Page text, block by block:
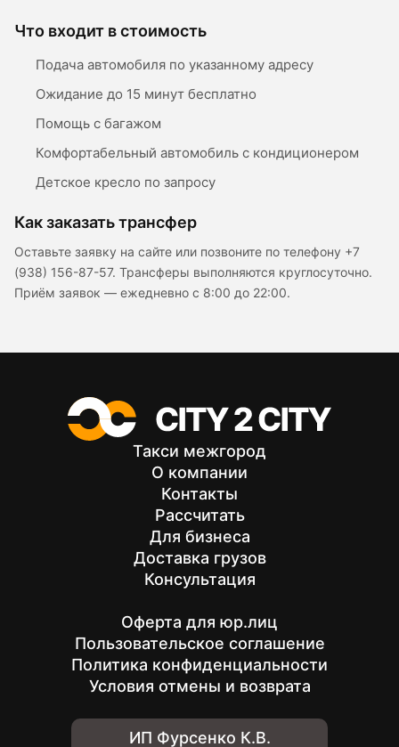
Что входит в стоимость
Подача автомобиля по указанному адресу
Ожидание до 15 минут бесплатно
Помощь с багажом
Комфортабельный автомобиль с кондиционером
Детское кресло по запросу
Как заказать трансфер
Оставьте заявку на сайте или позвоните по телефону +7
(938) 156-87-57. Трансферы выполняются круглосуточно.
Приём заявок — ежедневно с 8:00 до 22:00.
Такси межгород
О компании
Контакты
Рассчитать
Для бизнеса
Доставка грузов
Консультация
Оферта для юр.лиц
Пользовательское соглашение
Политика конфиденциальности
Условия отмены и возврата
ИП Фурсенко К.В.